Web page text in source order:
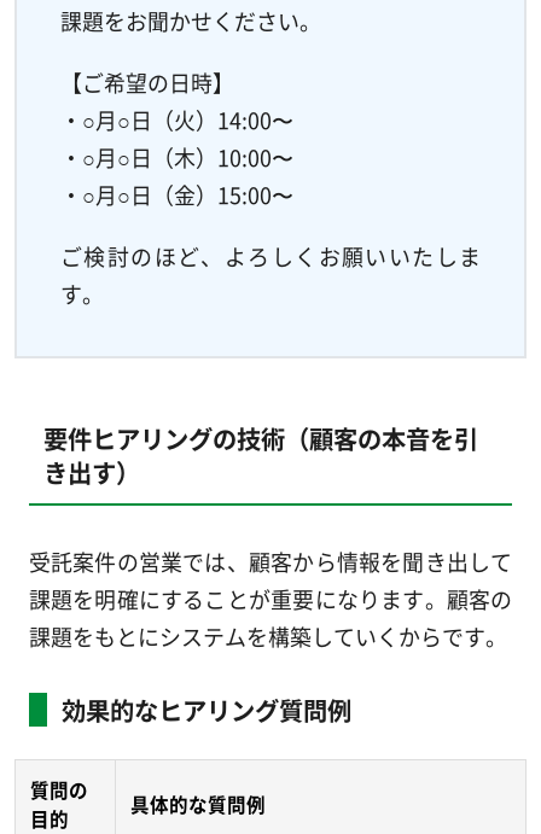
課題をお聞かせください。
【ご希望の日時】
・○月○日（火）14:00〜
・○月○日（木）10:00〜
・○月○日（金）15:00〜
ご検討のほど、よろしくお願いいたしま
す。
要件ヒアリングの技術（顧客の本音を引
き出す）
受託案件の営業では、顧客から情報を聞き出して
課題を明確にすることが重要になります。顧客の
課題をもとにシステムを構築していくからです。
効果的なヒアリング質問例
質問の
目的
具体的な質問例